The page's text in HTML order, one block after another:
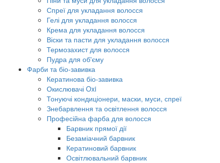
Спреї для укладання волосся
Гелі для укладання волосся
Крема для укладання волосся
Віски та пасти для укладання волосся
Термозахист для волосся
Пудра для об'єму
Фарби та біо-завивка
Кератинова біо-завивка
Окислювачі Oxi
Тонуючі кондиціонери, маски, муси, спреї
Знебарвлення та освітлення волосся
Професійна фарба для волосся
Барвник прямої дії
Безаміачний барвник
Кератиновий барвник
Освітлювальний барвник